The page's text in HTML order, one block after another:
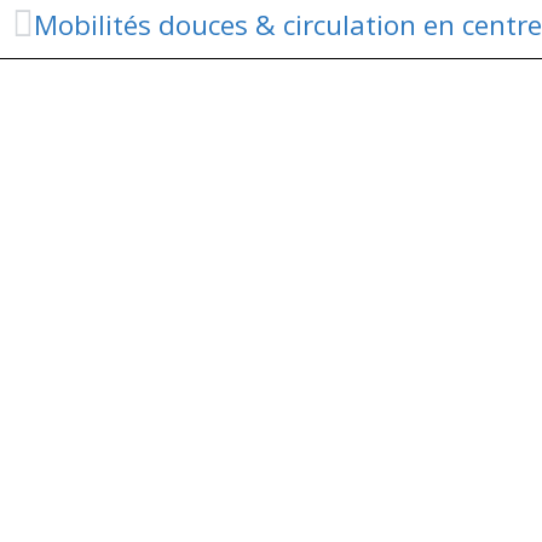
Mobilités douces & circulation en